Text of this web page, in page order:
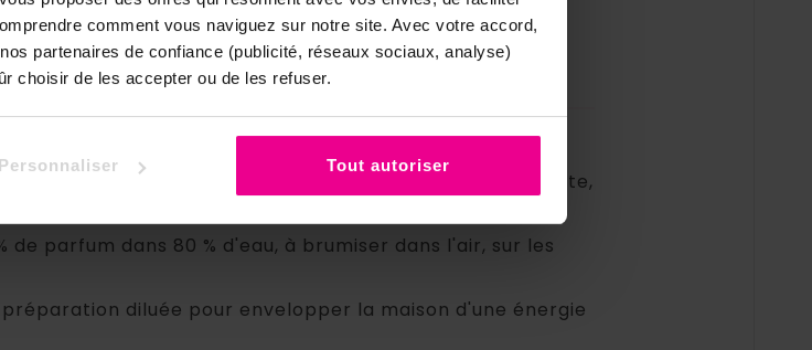
comment vous naviguez sur notre site. Avec votre accord,
partenaires de confiance (publicité, réseaux sociaux, analyse)
choisir de les accepter ou de les refuser.
Personnaliser Tout autoriser
se dénouent, que le calme m'habite, et
enveloppe mes journées. »
être ?
avant emploi. Trois usages pour installer la détente :
dans un diffuseur, dans la chambre ou l'espace de détente,
de parfum dans 80 % d'eau, à brumiser dans l'air, sur les
diluée pour envelopper la maison d'une énergie